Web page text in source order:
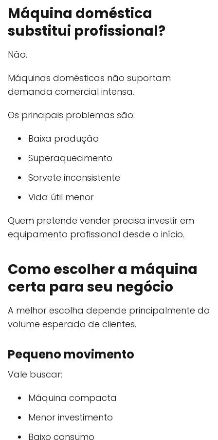
Máquina doméstica
substitui profissional?
Não.
Máquinas domésticas não suportam
demanda comercial intensa.
Os principais problemas são:
Baixa produção
Superaquecimento
Sorvete inconsistente
Vida útil menor
Quem pretende vender precisa investir em
equipamento profissional desde o início.
Como escolher a máquina
certa para seu negócio
A melhor escolha depende principalmente do
volume esperado de clientes.
Pequeno movimento
Vale buscar:
Máquina compacta
Menor investimento
Baixo consumo